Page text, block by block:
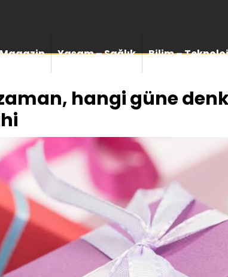
Magazin Yaşam – Sağlık Bilim –
hangi güne